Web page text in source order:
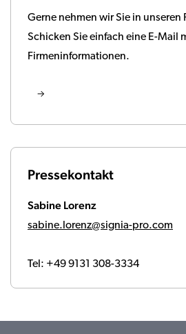
Gerne nehmen wir Sie in unseren
Schicken Sie einfach eine E-Mail
Firmeninformationen.
Pressekontakt
Sabine Lorenz
sabine.lorenz@signia-pro.com
Tel: +49 9131 308-3334